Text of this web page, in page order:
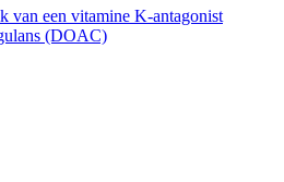
van een vitamine K-antagonist
(DOAC)